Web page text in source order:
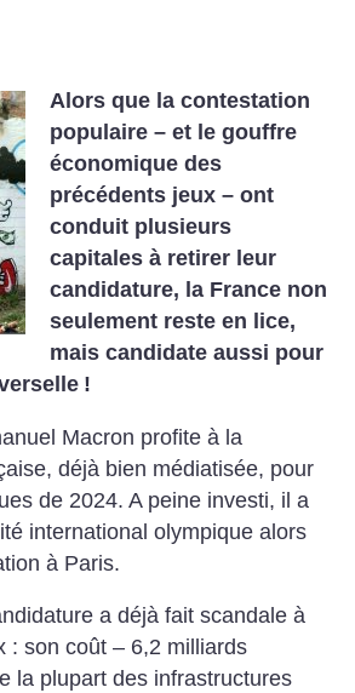
Alors que la contestation
populaire – et le gouffre
économique des
précédents jeux – ont
conduit plusieurs
capitales à retirer leur
candidature, la France non
seulement reste en lice,
mais candidate aussi pour
!
Macron profite à la
déjà bien médiatisée, pour
de 2024. A peine investi, il a
international olympique alors
à Paris.
a déjà fait scandale à
: son coût – 6,2 milliards
la plupart des infrastructures